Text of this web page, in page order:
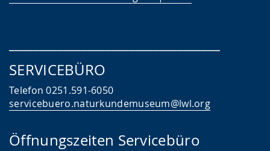
SERVICEBÜRO
Telefon 0251.591-6050
servicebuero.naturkundemuseum@lwl.org
Öffnungszeiten Servicebüro